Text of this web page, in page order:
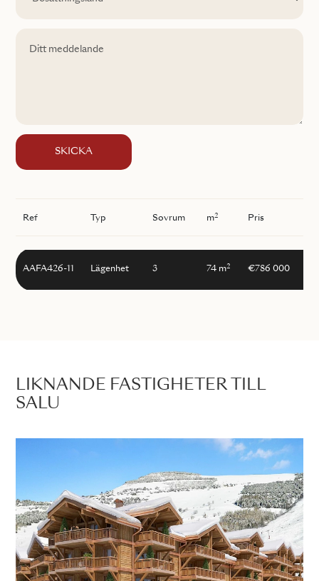
SKICKA
Ref Typ Sovrum m2 Pris
AAFA426-11 Lägenhet 3 74 m2 €786 000
LIKNANDE FASTIGHETER TILL
SALU